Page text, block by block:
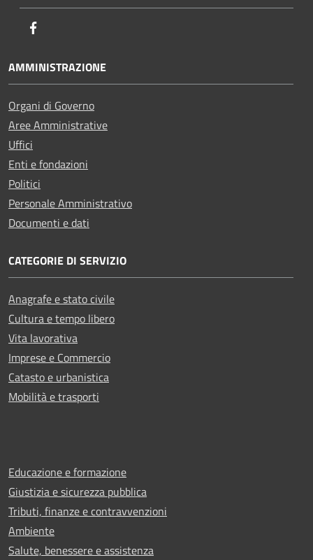
AMMINISTRAZIONE
Organi di Governo
Aree Amministrative
Uffici
Enti e fondazioni
Politici
Personale Amministrativo
Documenti e dati
CATEGORIE DI SERVIZIO
Anagrafe e stato civile
Cultura e tempo libero
Vita lavorativa
Imprese e Commercio
Catasto e urbanistica
Mobilità e trasporti
Educazione e formazione
Giustizia e sicurezza pubblica
Tributi, finanze e contravvenzioni
Ambiente
Salute, benessere e assistenza